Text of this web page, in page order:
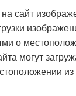
сайт
о
могут